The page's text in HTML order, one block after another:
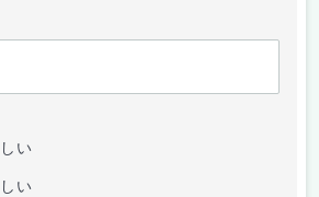
い
い